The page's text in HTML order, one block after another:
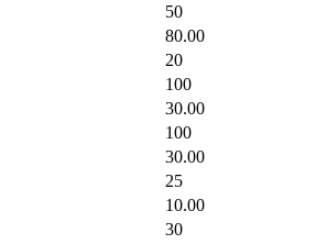
50
80.00
20
100
30.00
100
30.00
25
10.00
30